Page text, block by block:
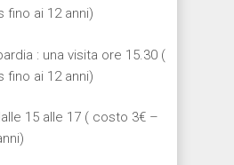
ai 12 anni)
: una visita ore 15.30 (
ai 12 anni)
15 alle 17 ( costo 3€ –